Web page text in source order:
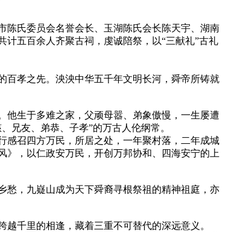
陈氏委员会名誉会长、玉湖陈氏会长陈天宇、湖南
五百余人齐聚古祠，虔诚陪祭，以“三献礼”古礼
百孝之先。泱泱中华五千年文明长河，舜帝所铸就
他生于多难之家，父顽母嚣、弟象傲慢，一生屡遭
兄友、弟恭、子孝”的万古人伦纲常。
感召四方万民，所居之处，一年聚村落，二年成城
，以仁政安万民，开创万邦协和、四海安宁的上
愁，九嶷山成为天下舜裔寻根祭祖的精神祖庭，亦
千里的相逢，藏着三重不可替代的深远意义。